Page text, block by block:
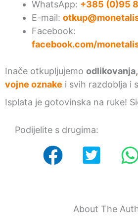
WhatsApp: +385 (0)95
E-mail:
Facebook:
facebook.com/
Inače otkupljujemo odlikovanja,
vojne oznake i svih razdoblja i
Isplata je gotovinska na ruke!
Podijelite s drugima:
About The